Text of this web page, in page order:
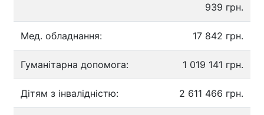
939 грн.
Мед. обладнання: 17 842 грн.
Гуманітарна допомога: 1 019 141 грн.
Дітям з інвалідністю: 2 611 466 грн.